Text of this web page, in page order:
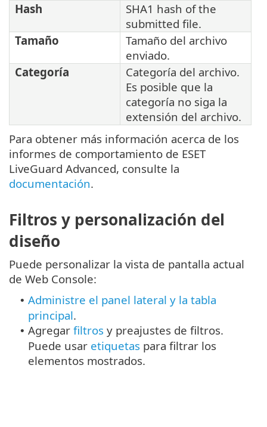
Hash
SHA1 hash of the
submitted file.
Tamaño
Tamaño del archivo
enviado.
Categoría
Categoría del archivo.
Es posible que la
categoría no siga la
extensión del archivo.
Para obtener más información acerca de los
informes de comportamiento de ESET
LiveGuard Advanced, consulte la
documentación.
Filtros y personalización del
diseño
Puede personalizar la vista de pantalla actual
de Web Console:
• Administre el panel lateral y la tabla
principal.
• Agregar filtros y preajustes de filtros.
Puede usar etiquetas para filtrar los
elementos mostrados.